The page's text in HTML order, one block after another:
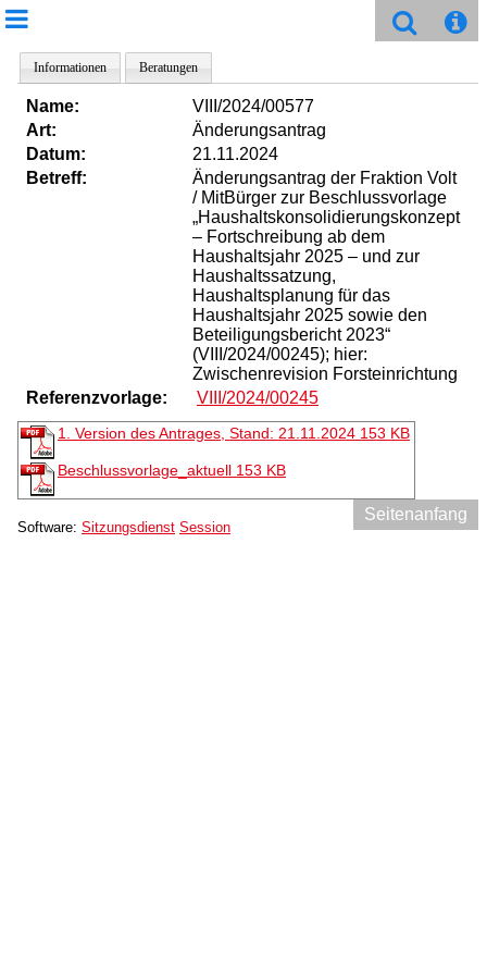
Informationen Beratungen
Name:
VIII/2024/00577
Art:
Änderungsantrag
Datum:
21.11.2024
Betreff:
Änderungsantrag der Fraktion Volt
/ MitBürger zur Beschlussvorlage
„Haushaltskonsolidierungskonzept
– Fortschreibung ab dem
Haushaltsjahr 2025 – und zur
Haushaltssatzung,
Haushaltsplanung für das
Haushaltsjahr 2025 sowie den
Beteiligungsbericht 2023“
(VIII/2024/00245); hier:
Zwischenrevision Forsteinrichtung
Referenzvorlage:
VIII/2024/00245
1. Version des Antrages, Stand: 21.11.2024 153 KB
Beschlussvorlage_aktuell 153 KB
Seitenanfang
Software: Sitzungsdienst Session